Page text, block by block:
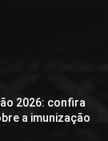
2026: confira
a imunização